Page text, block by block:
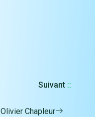
Suivant ::
Olivier Chapleur